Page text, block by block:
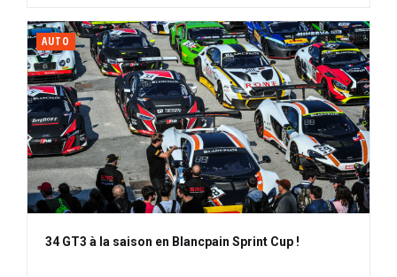
AUTO
34 GT3 à la saison en Blancpain Sprint Cup !